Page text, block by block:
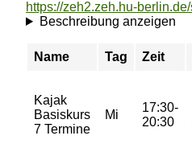
Beschreibung anzeigen
Name Tag Zeit
Kajak
Basiskurs
7 Termine
Mi
17:30-
20:30